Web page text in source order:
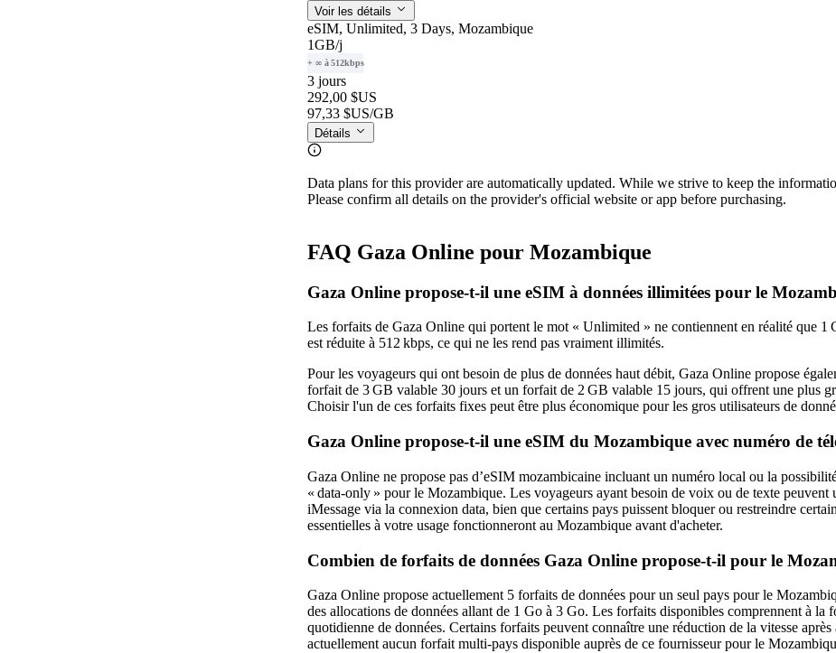
Voir les détails
eSIM, Unlimited, 3 Days, Mozambique
1GB/j
+ ∞ à 512kbps
3 jours
292,00 $US
97,33 $US/GB
Détails
Data plans for this provider are automatically updated. While we strive to keep the
Please confirm all details on the provider's official website or app before purchasing.
FAQ Gaza Online pour Mozambique
Gaza Online propose-t-il une eSIM à données illimitées pour le
Les forfaits de Gaza Online qui portent le mot « Unlimited » ne contiennent en réalité que
est réduite à 512 kbps, ce qui ne les rend pas vraiment illimités.
Pour les voyageurs qui ont besoin de plus de données haut débit, Gaza Online propose
forfait de 3 GB valable 30 jours et un forfait de 2 GB valable 15 jours, qui offrent une plus
Choisir l'un de ces forfaits fixes peut être plus économique pour les gros utilisateurs de
Gaza Online propose-t-il une eSIM du Mozambique avec numéro de
Gaza Online ne propose pas d’eSIM mozambicaine incluant un numéro local ou la
« data‑only » pour le Mozambique. Les voyageurs ayant besoin de voix ou de texte
iMessage via la connexion data, bien que certains pays puissent bloquer ou restreindre
essentielles à votre usage fonctionneront au Mozambique avant d'acheter.
Combien de forfaits de données Gaza Online propose-t-il pour le
Gaza Online propose actuellement 5 forfaits de données pour un seul pays pour le
des allocations de données allant de 1 Go à 3 Go. Les forfaits disponibles comprennent à la
quotidienne de données. Certains forfaits peuvent connaître une réduction de la vitesse
actuellement aucun forfait multi-pays disponible auprès de ce fournisseur pour le